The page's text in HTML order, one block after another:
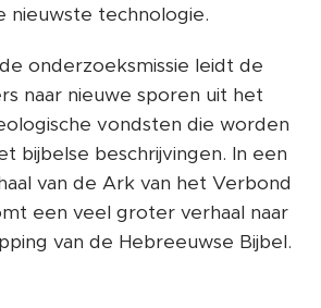
nieuwste technologie.
onderzoeksmissie leidt de
naar nieuwe sporen uit het
vondsten die worden
bijbelse beschrijvingen. In een
van de Ark van het Verbond
een veel groter verhaal naar
van de Hebreeuwse Bijbel.